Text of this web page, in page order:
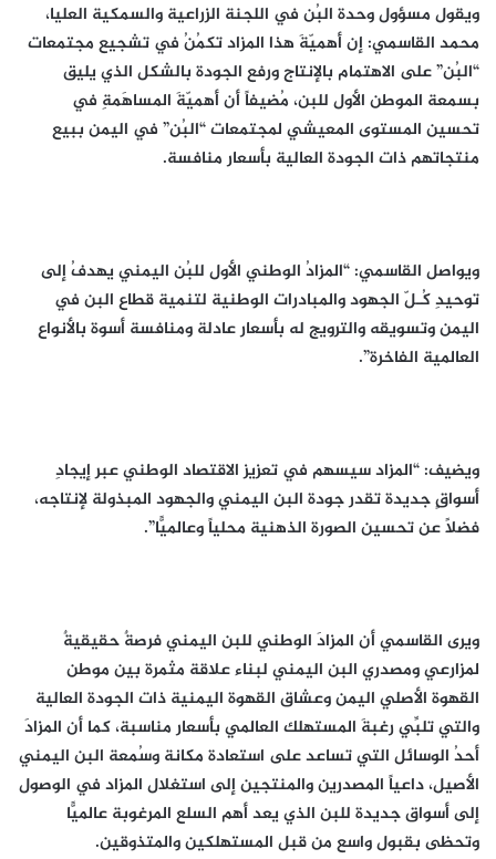
ويقول مسؤول وحدة البُن في اللجنة الزراعية والسمكية العليا،
محمد القاسمي: إن أهميّةَ هذا المزاد تكمُنُ في تشجيع مجتمعات
“البُن” على الاهتمام بالإنتاج ورفع الجودة بالشكل الذي يليق
بسمعة الموطن الأول للبن، مُضيفاً أن أهميّةَ المساهَمةِ في
تحسين المستوى المعيشي لمجتمعات “البُن” في اليمن ببيع
منتجاتهم ذات الجودة العالية بأسعار منافسة.
ويواصل القاسمي: “المزادُ الوطني الأول للبُن اليمني يهدفُ إلى
توحيدِ كُـلّ الجهود والمبادرات الوطنية لتنمية قطاع البن في
اليمن وتسويقه والترويج له بأسعار عادلة ومنافسة أسوة بالأنواع
العالمية الفاخرة”.
ويضيف: “المزاد سيسهم في تعزيز الاقتصاد الوطني عبر إيجادِ
أسواقٍ جديدة تقدر جودة البن اليمني والجهود المبذولة لإنتاجه،
فضلاً عن تحسين الصورة الذهنية محلياً وعالميًّا”.
ويرى القاسمي أن المزادَ الوطني للبن اليمني فرصةٌ حقيقيةٌ
لمزارعي ومصدري البن اليمني لبناء علاقة مثمرة بين موطن
القهوة الأصلي اليمن وعشاق القهوة اليمنية ذات الجودة العالية
والتي تلبِّي رغبةَ المستهلك العالمي بأسعار مناسبة، كما أن المزادَ
أحدُ الوسائل التي تساعد على استعادة مكانة وسُمعة البن اليمني
الأصيل، داعياً المصدرين والمنتجين إلى استغلال المزاد في الوصول
إلى أسواق جديدة للبن الذي يعد أهم السلع المرغوبة عالميًّا
وتحظى بقبول واسع من قبل المستهلكين والمتذوقين.